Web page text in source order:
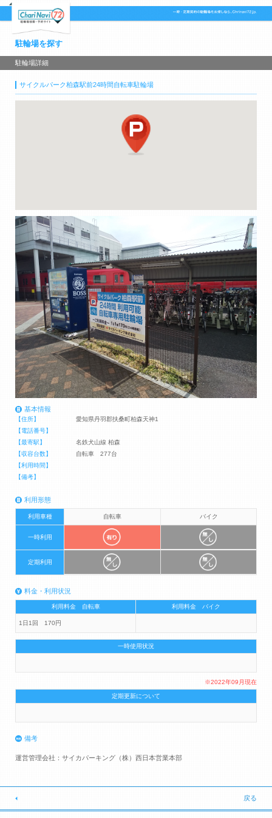
駐輪場を探す
駐輪場詳細
サイクルパーク柏森駅前24時間自転車駐輪場
基本情報
【住所】
愛知県丹羽郡扶桑町柏森天神1
【電話番号】
【最寄駅】
名鉄犬山線 柏森
【収容台数】
自転車 277台
【利用時間】
【備考】
利用形態
利用車種 自転車 バイク
一時利用
定期利用
料金・利用状況
利用料金 自転車 利用料金 バイク
1日1回 170円
一時使用状況
※2022年09月現在
定期更新について
備考
運営管理会社：サイカパーキング（株）西日本営業本部
戻る